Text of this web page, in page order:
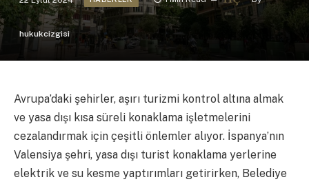
hukukcizgisi
Avrupa’daki şehirler, aşırı turizmi kontrol altına almak
ve yasa dışı kısa süreli konaklama işletmelerini
cezalandırmak için çeşitli önlemler alıyor. İspanya’nın
Valensiya şehri, yasa dışı turist konaklama yerlerine
elektrik ve su kesme yaptırımları getirirken, Belediye